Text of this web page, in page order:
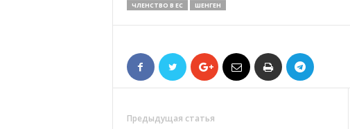
ЧЛЕНСТВО В ЕС
ШЕНГЕН
Предыдущая статья